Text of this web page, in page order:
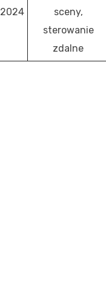
2024
sceny,
sterowanie
zdalne